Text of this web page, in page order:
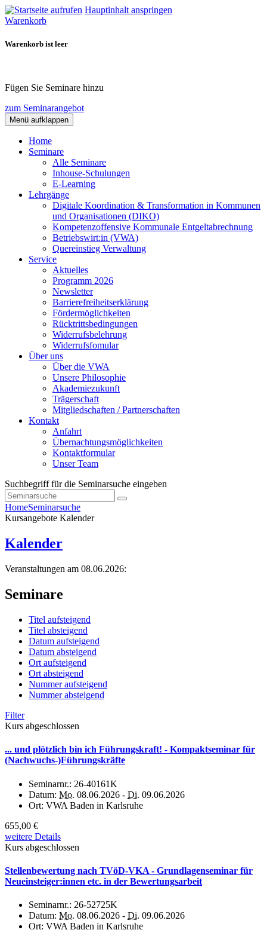
Hauptinhalt anspringen
Warenkorb
Warenkorb ist leer
Fügen Sie Seminare hinzu
zum Seminarangebot
Menü aufklappen
Home
Seminare
Alle Seminare
Inhouse-Schulungen
E-Learning
Lehrgänge
Digitale Koordination & Transformation in Kommunen
und Organisationen (DIKO)
Kompetenzoffensive Kommunale Entgeltabrechnung
Betriebswirt:in (VWA)
Quereinstieg Verwaltung
Service
Aktuelles
Programm 2026
Newsletter
Barrierefreiheitserklärung
Fördermöglichkeiten
Rücktrittsbedingungen
Widerrufsbelehrung
Widerrufsfomular
Über uns
Über die VWA
Unsere Philosophie
Akademiezukunft
Trägerschaft
Mitgliedschaften / Partnerschaften
Kontakt
Anfahrt
Übernachtungsmöglichkeiten
Kontaktformular
Unser Team
Suchbegriff für die Seminarsuche eingeben
HomeSeminarsuche
Kursangebote Kalender
Kalender
Veranstaltungen am 08.06.2026:
Seminare
Titel aufsteigend
Titel absteigend
Datum aufsteigend
Datum absteigend
Ort aufsteigend
Ort absteigend
Nummer aufsteigend
Nummer absteigend
Filter
Kurs abgeschlossen
... und plötzlich bin ich Führungskraft! - Kompaktseminar für
(Nachwuchs-)Führungskräfte
Seminarnr.: 26-40161K
Datum: Mo. 08.06.2026 - Di. 09.06.2026
Ort: VWA Baden in Karlsruhe
655,00 €
weitere Details
Kurs abgeschlossen
Stellenbewertung nach TVöD-VKA - Grundlagenseminar für
Neueinsteiger:innen etc. in der Bewertungsarbeit
Seminarnr.: 26-52725K
Datum: Mo. 08.06.2026 - Di. 09.06.2026
Ort: VWA Baden in Karlsruhe